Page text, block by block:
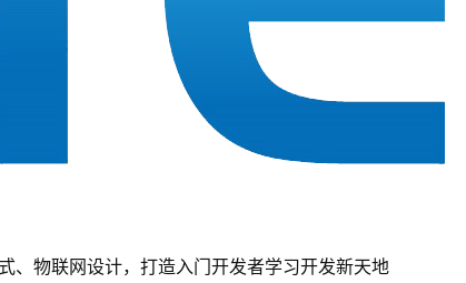
、物联网设计，打造入门开发者学习开发新天地